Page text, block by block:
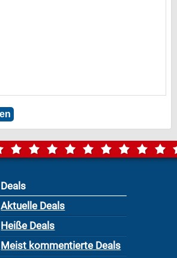
Deals
Aktuelle Deals
Heiße Deals
Meist kommentierte Deals